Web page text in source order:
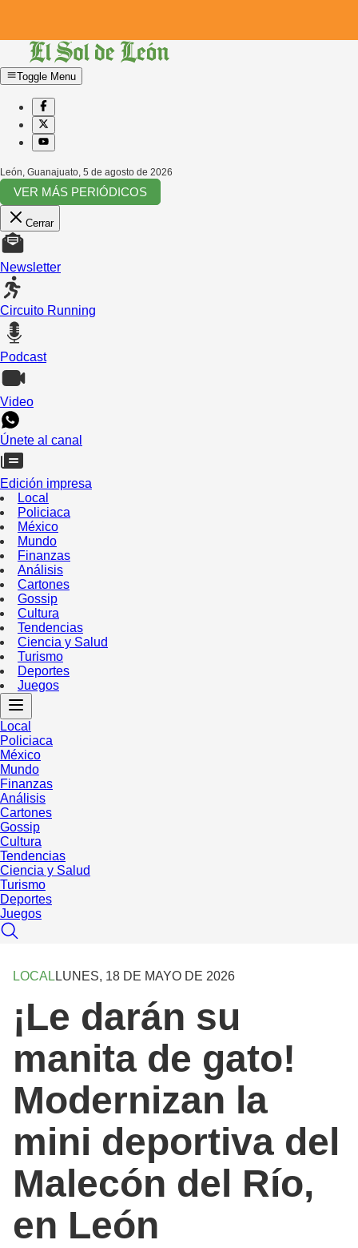
Toggle Menu
León, Guanajuato, 5 de agosto de 2026
VER MÁS PERIÓDICOS
Cerrar
Newsletter
Circuito Running
Podcast
Video
Únete al canal
Edición impresa
Local
Policiaca
México
Mundo
Finanzas
Análisis
Cartones
Gossip
Cultura
Tendencias
Ciencia y Salud
Turismo
Deportes
Juegos
Local
Policiaca
México
Mundo
Finanzas
Análisis
Cartones
Gossip
Cultura
Tendencias
Ciencia y Salud
Turismo
Deportes
Juegos
LOCAL LUNES, 18 DE MAYO DE 2026
¡Le darán su
manita de gato!
Modernizan la
mini deportiva del
Malecón del Río,
en León